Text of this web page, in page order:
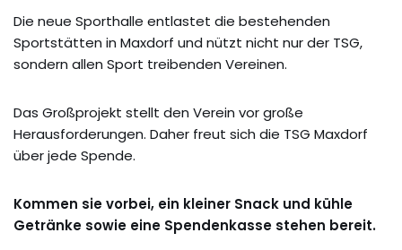
Die neue Sporthalle entlastet die bestehenden
Sportstätten in Maxdorf und nützt nicht nur der TSG,
sondern allen Sport treibenden Vereinen.
Das Großprojekt stellt den Verein vor große
Herausforderungen. Daher freut sich die TSG Maxdorf
über jede Spende.
Kommen sie vorbei, ein kleiner Snack und kühle
Getränke sowie eine Spendenkasse stehen bereit.